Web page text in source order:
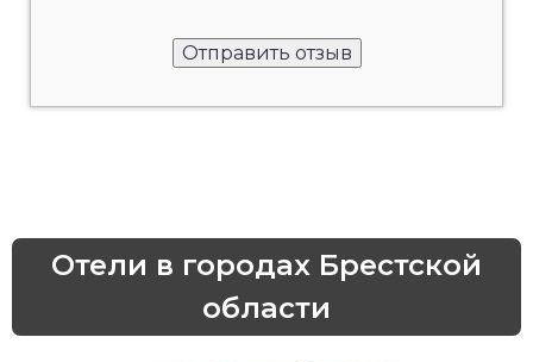
Отели в городах Брестской
области